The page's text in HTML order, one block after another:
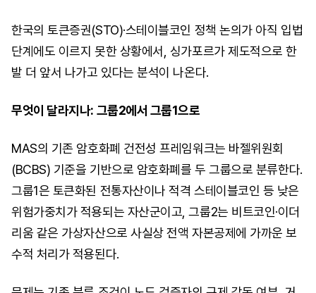
한국의 토큰증권(STO)·스테이블코인 정책 논의가 아직 입법
단계에도 이르지 못한 상황에서, 싱가포르가 제도적으로 한
발 더 앞서 나가고 있다는 분석이 나온다.
무엇이 달라지나: 그룹2에서 그룹1으로
MAS의 기존 암호화폐 건전성 프레임워크는 바젤위원회
(BCBS) 기준을 기반으로 암호화폐를 두 그룹으로 분류한다.
그룹1은 토큰화된 전통자산이나 적격 스테이블코인 등 낮은
위험가중치가 적용되는 자산군이고, 그룹2는 비트코인·이더
리움 같은 가상자산으로 사실상 전액 자본공제에 가까운 보
수적 처리가 적용된다.